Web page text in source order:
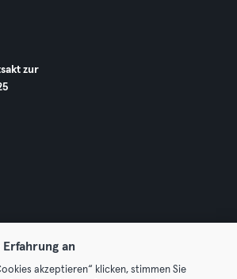
zur
an
akzeptieren“ klicken, stimmen Sie